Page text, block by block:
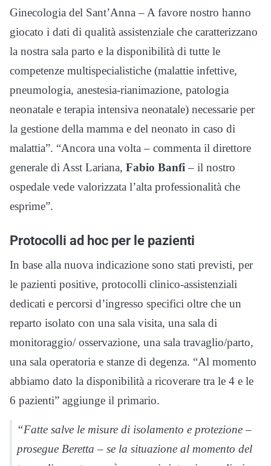
Ginecologia del Sant’Anna – A favore nostro hanno
giocato i dati di qualità assistenziale che caratterizzano
la nostra sala parto e la disponibilità di tutte le
competenze multispecialistiche (malattie infettive,
pneumologia, anestesia-rianimazione, patologia
neonatale e terapia intensiva neonatale) necessarie per
la gestione della mamma e del neonato in caso di
malattia”. “Ancora una volta – commenta il direttore
generale di Asst Lariana, Fabio Banfi – il nostro
ospedale vede valorizzata l’alta professionalità che
esprime”.
Protocolli ad hoc per le pazienti
In base alla nuova indicazione sono stati previsti, per
le pazienti positive, protocolli clinico-assistenziali
dedicati e percorsi d’ingresso specifici oltre che un
reparto isolato con una sala visita, una sala di
monitoraggio/ osservazione, una sala travaglio/parto,
una sala operatoria e stanze di degenza. “Al momento
abbiamo dato la disponibilità a ricoverare tra le 4 e le
6 pazienti” aggiunge il primario.
“Fatte salve le misure di isolamento e protezione –
prosegue Beretta – se la situazione al momento del